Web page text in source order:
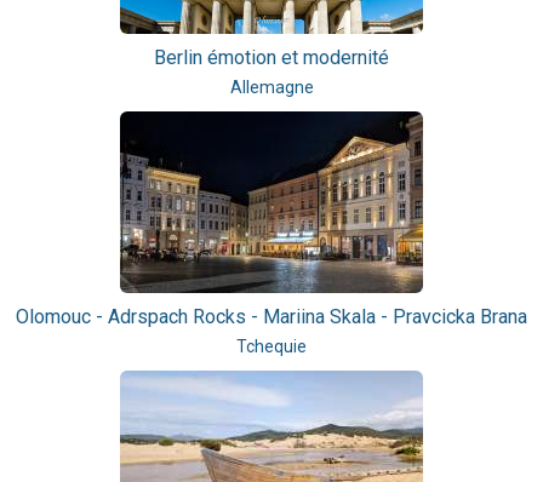
Berlin émotion et modernité
Allemagne
Olomouc - Adrspach Rocks - Mariina Skala - Pravcicka Brana
Tchequie